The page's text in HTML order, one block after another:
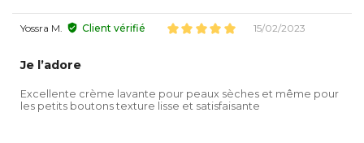
Yossra M. Client vérifié 15/02/2023
Je l’adore
Excellente crème lavante pour peaux sèches et même pour
les petits boutons texture lisse et satisfaisante